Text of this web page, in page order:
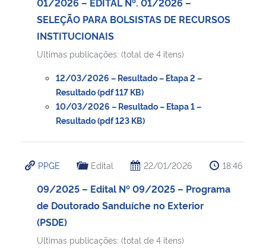
SELEÇÃO PARA BOLSISTAS DE RECURSOS
INSTITUCIONAIS
Ultimas publicações: (total de 4 itens)
12/03/2026 – Resultado – Etapa 2 –
Resultado (pdf 117 KB)
10/03/2026 – Resultado – Etapa 1 –
Resultado (pdf 123 KB)
PPGE Edital 22/01/2026 18:46
09/2025 – Edital Nº 09/2025 – Programa
de Doutorado Sanduíche no Exterior
(PSDE)
Ultimas publicações: (total de 4 itens)